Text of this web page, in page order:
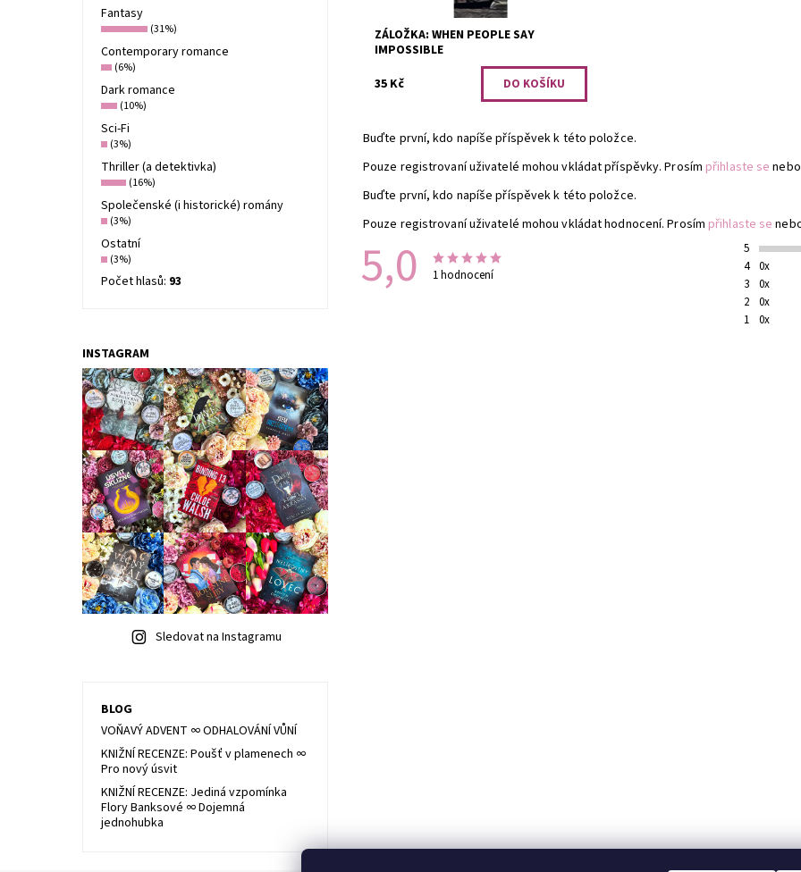
ZÁLOŽKA: WHEN PEOPLE SAY
IMPOSSIBLE
35 Kč
Buďte první, kdo napíše příspěvek k této položce.
Pouze registrovaní uživatelé mohou vkládat příspěvky. Prosím přihlaste se
Buďte první, kdo napíše příspěvek k této položce.
Pouze registrovaní uživatelé mohou vkládat hodnocení. Prosím přihlaste se
5,0 1 hodnocení
5
4
0x
3
0x
2
0x
1
0x
Fantasy
(31%)
Contemporary romance
(6%)
Dark romance
(10%)
Sci-Fi
(3%)
Thriller (a detektivka)
(16%)
Společenské (i historické) romány
(3%)
Ostatní
(3%)
Počet hlasů: 93
INSTAGRAM
Sledovat na Instagramu
BLOG
VOŇAVÝ ADVENT ∞ ODHALOVÁNÍ VŮNÍ
KNIŽNÍ RECENZE: Poušť v plamenech ∞
Pro nový úsvit
KNIŽNÍ RECENZE: Jediná vzpomínka
Flory Banksové ∞ Dojemná
jednohubka